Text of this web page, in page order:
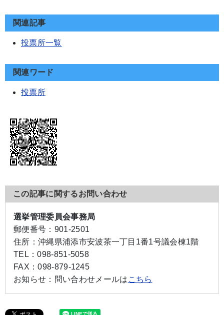
関連記事
投票所一覧
関連ワード
投票所
この記事に関するお問い合わせ
選挙管理委員会事務局
郵便番号： 901-2501
住所： 沖縄県浦添市安波茶一丁目1番1号議会棟1階
TEL：098-851-5058
FAX：098-879-1245
お知らせ： 問い合わせメールは こちら